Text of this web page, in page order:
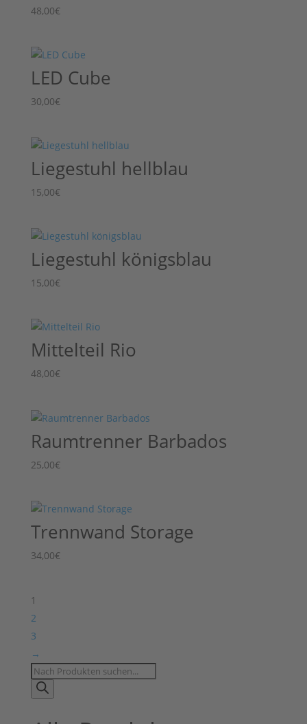
48,00€
LED Cube
30,00€
Liegestuhl hellblau
15,00€
Liegestuhl königsblau
15,00€
Mittelteil Rio
48,00€
Raumtrenner Barbados
25,00€
Trennwand Storage
34,00€
1
2
3
→
Products
search